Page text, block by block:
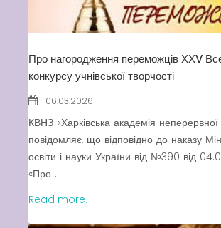
Про нагородження переможців ХХV
конкурсу учнівської творчості
06.03.2026
КВНЗ «Харківська академія неперервної
повідомляє, що відповідно до наказу
освіти і науки України від №390 від
«Про ...
Read more.